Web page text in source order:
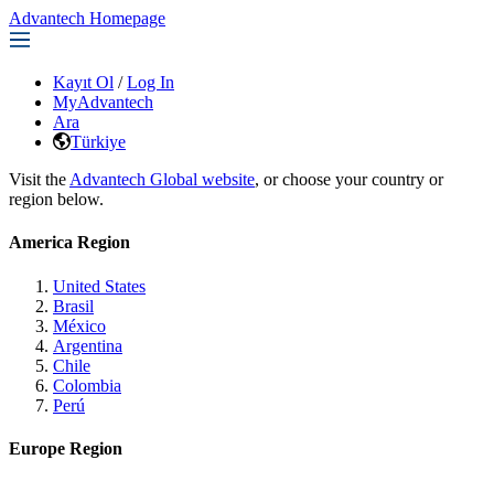
Advantech Homepage
Kayıt Ol / Log In
MyAdvantech
Ara
Türkiye
Visit the Advantech Global website, or choose your country or
region below.
America Region
United States
Brasil
México
Argentina
Chile
Colombia
Perú
Europe Region